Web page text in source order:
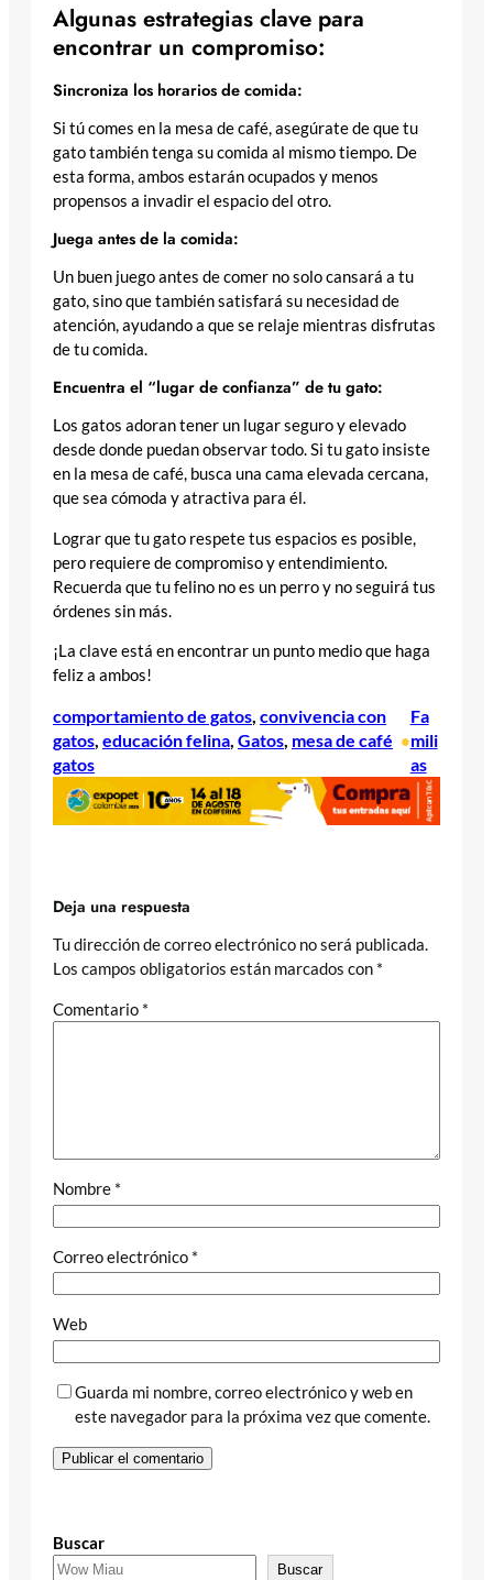
Algunas estrategias clave para
encontrar un compromiso:
Sincroniza los horarios de comida:
Si tú comes en la mesa de café, asegúrate de que tu
gato también tenga su comida al mismo tiempo. De
esta forma, ambos estarán ocupados y menos
propensos a invadir el espacio del otro.
Juega antes de la comida:
Un buen juego antes de comer no solo cansará a tu
gato, sino que también satisfará su necesidad de
atención, ayudando a que se relaje mientras disfrutas
de tu comida.
Encuentra el “lugar de confianza” de tu gato:
Los gatos adoran tener un lugar seguro y elevado
desde donde puedan observar todo. Si tu gato insiste
en la mesa de café, busca una cama elevada cercana,
que sea cómoda y atractiva para él.
Lograr que tu gato respete tus espacios es posible,
pero requiere de compromiso y entendimiento.
Recuerda que tu felino no es un perro y no seguirá tus
órdenes sin más.
¡La clave está en encontrar un punto medio que haga
feliz a ambos!
comportamiento de gatos convivencia con
gatos educación felina Gatos mesa de café
gatos
•
Fa
mili
as
Deja una respuesta
Tu dirección de correo electrónico no será publicada.
Los campos obligatorios están marcados con *
Comentario *
Nombre *
Correo electrónico *
Web
Guarda mi nombre, correo electrónico y web en
este navegador para la próxima vez que comente.
Buscar
Buscar